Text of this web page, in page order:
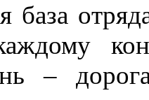
база
–